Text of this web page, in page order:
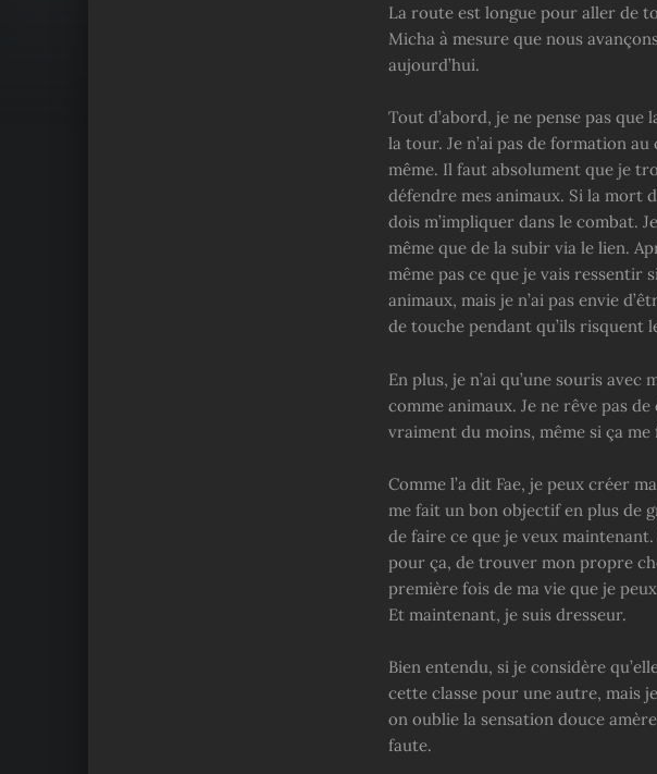
La route est longue pour aller de
Micha à mesure que nous
aujourd’hui.
Tout d’abord, je ne pense pas
la tour. Je n’ai pas de formation
même. Il faut absolument que je
défendre mes animaux. Si la mort
dois m’impliquer dans le combat.
même que de la subir via le lien.
même pas ce que je vais ressentir
animaux, mais je n’ai pas envie
de touche pendant qu’ils risquent
En plus, je n’ai qu’une souris
comme animaux. Je ne rêve pas
vraiment du moins, même si ça
Comme l’a dit Fae, je peux créer
me fait un bon objectif en plus de
de faire ce que je veux
pour ça, de trouver mon propre
première fois de ma vie que je
Et maintenant, je suis dresseur.
Bien entendu, si je considère
cette classe pour une autre, mais
on oublie la sensation douce
faute.